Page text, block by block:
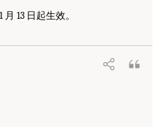
13 日起生效。